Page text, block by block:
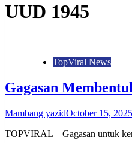
UUD 1945
TopViral News
Gagasan
Mambang yazidOctober 15, 2025
TOPVIRAL – Gagasan untuk